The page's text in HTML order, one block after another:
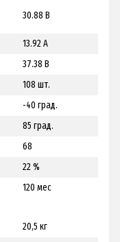
30.88 В
13.92 А
37.38 В
108 шт.
-40 град.
85 град.
68
22 %
120 мес
20,5 кг